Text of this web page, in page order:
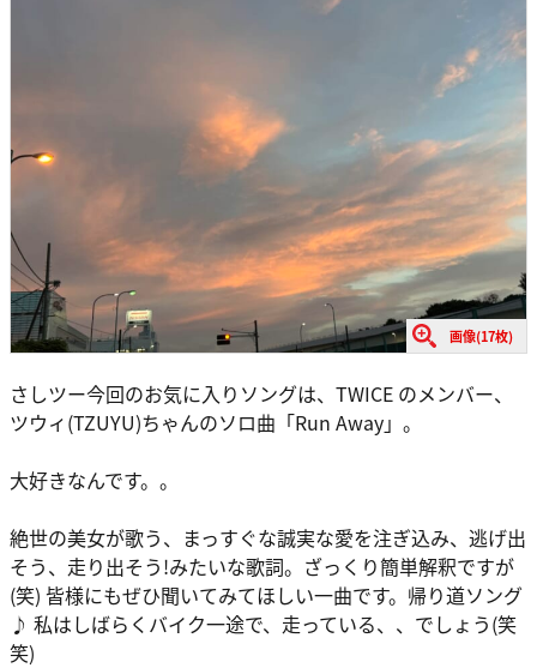
画像(17枚)
さしツー今回のお気に入りソングは、TWICE のメンバー、
ツウィ(TZUYU)ちゃんのソロ曲「Run Away」。
大好きなんです。。
絶世の美女が歌う、まっすぐな誠実な愛を注ぎ込み、逃げ出
そう、走り出そう!みたいな歌詞。ざっくり簡単解釈ですが
(笑) 皆様にもぜひ聞いてみてほしい一曲です。帰り道ソング
♪ 私はしばらくバイク一途で、走っている、、でしょう(笑
笑)